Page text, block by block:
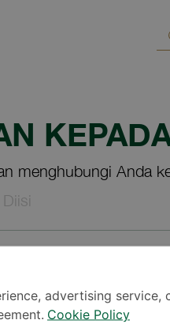
menghubungi Anda
advertising service,
Cookie Policy